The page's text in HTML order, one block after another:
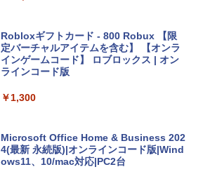
￥137,800
ンケース Dell NEC Lavie ASUS HP dyna
￥2,952
Robloxギフトカード - 800 Robux 【限
定バーチャルアイテムを含む】 【オンラ
インゲームコード】 ロブロックス | オン
ラインコード版
￥1,300
Microsoft Office Home & Business 202
4(最新 永続版)|オンラインコード版|Wind
ows11、10/mac対応|PC2台